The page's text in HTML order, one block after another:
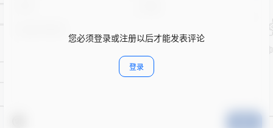
您必须登录或注册以后才能发表评论
登录